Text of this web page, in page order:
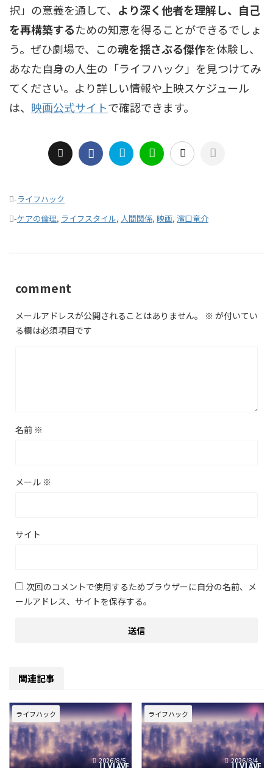
択」の意義を通して、 より深く他者を理解し、自己
を再構築するための知恵を得ることができるでしょ
う。ぜひ劇場で、この魂を揺さぶる傑作を体験し、
あなた自身の人生の「ライフハック」を見つけてみ
てください。より詳しい情報や上映スケジュール
は、 映画公式サイトで確認できます。
-ライフハック
-ケアの倫理, ライフスタイル, 人間関係, 映画, 濱口竜介
comment
メールアドレスが公開されることはありません。 ※ が付いてい
る欄は必須項目です
名前 ※
メール ※
サイト
次回のコメントで使用するためブラウザーに自分の名前、メ
ールアドレス、サイトを保存する。
関連記事
ライフハック
2026/8/5
ライフハック
2026/8/4